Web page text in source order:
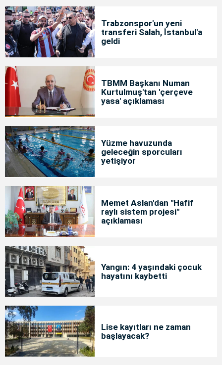
Trabzonspor'un yeni
transferi Salah, İstanbul'a
geldi
TBMM Başkanı Numan
Kurtulmuş'tan 'çerçeve
yasa' açıklaması
Yüzme havuzunda
geleceğin sporcuları
yetişiyor
Memet Aslan'dan "Hafif
raylı sistem projesi"
açıklaması
Yangın: 4 yaşındaki çocuk
hayatını kaybetti
Lise kayıtları ne zaman
başlayacak?